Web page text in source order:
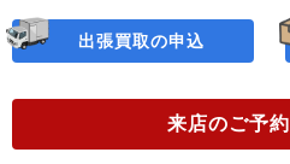
出張買取の申込
来店のご予約